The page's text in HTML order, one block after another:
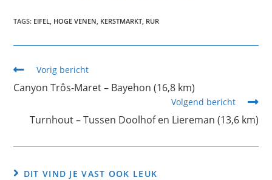
TAGS: EIFEL HOGE VENEN KERSTMARKT RUR
Vorig bericht
Canyon Trôs-Maret – Bayehon (16,8 km)
Volgend bericht
Turnhout – Tussen Doolhof en Liereman (13,6 km)
DIT VIND JE VAST OOK LEUK